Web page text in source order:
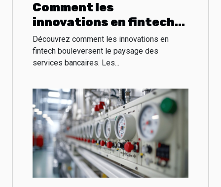
Comment les
innovations en fintech
transforment-elles les
services bancaires ?
Découvrez comment les innovations en
fintech bouleversent le paysage des
services bancaires. Les...